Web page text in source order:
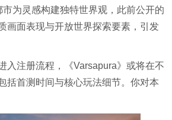
为灵感构建独特世界观，此前公开的
画面表现与开放世界探索要素，引发
入注册流程，《Varsapura》或将在不
括首测时间与核心玩法细节。你对本